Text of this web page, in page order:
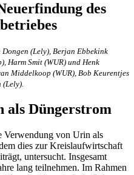
des
(Lely), Berjan Ebbekink
Harm Smit (WUR) und Henk
Middelkoop (WUR), Bob Keurentjes
(Lely).
als Düngerstrom
Verwendung von Urin als
dies zur Kreislaufwirtschaft
untersucht. Insgesamt
lang teilnehmen. Im Rahmen